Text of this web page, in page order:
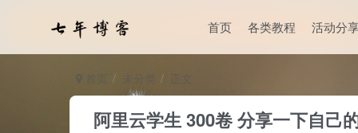
首页 各类教程 活动分
首页 未分类 正文
阿里云学生 300卷 分享一下自己